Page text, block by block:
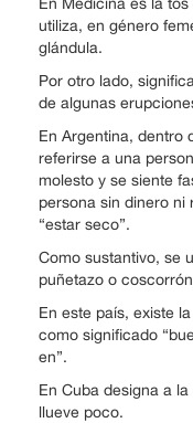
utiliza, en género
glándula.
Por otro lado,
de algunas
En Argentina, dentro
referirse a una
molesto y se siente
persona sin dinero
“estar seco”.
Como sustantivo, se
puñetazo o
En este país, existe
como significado
en”.
En Cuba designa a
llueve poco.